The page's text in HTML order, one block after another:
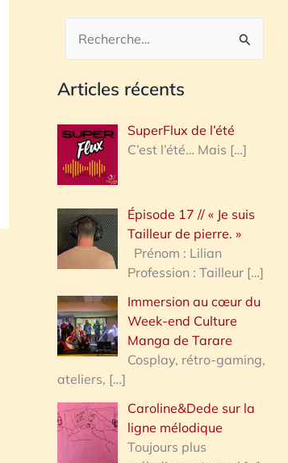
c
h
r
h
e
:
Articles récents
SuperFlux de l’été
C’est l’été… Mais […]
Épisode 17 // « Je suis
Tailleur de pierre. »
Prénom : Lilian
Profession : Tailleur […]
Immersion au cœur du
Week-end Culture
Manga de Tarare
Cosplay, rétro-gaming,
ateliers, […]
Caroline&Dede sur la
ligne mélodique
Toujours plus